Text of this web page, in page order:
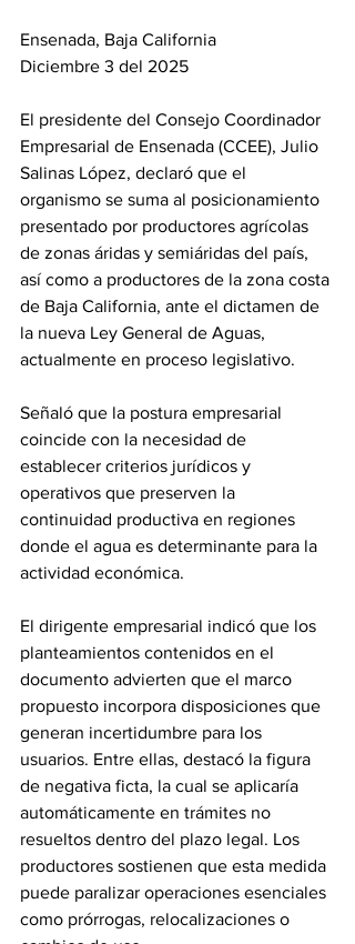
Ensenada, Baja California
Diciembre 3 del 2025
El presidente del Consejo Coordinador
Empresarial de Ensenada (CCEE), Julio
Salinas López, declaró que el
organismo se suma al posicionamiento
presentado por productores agrícolas
de zonas áridas y semiáridas del país,
así como a productores de la zona costa
de Baja California, ante el dictamen de
la nueva Ley General de Aguas,
actualmente en proceso legislativo.
Señaló que la postura empresarial
coincide con la necesidad de
establecer criterios jurídicos y
operativos que preserven la
continuidad productiva en regiones
donde el agua es determinante para la
actividad económica.
El dirigente empresarial indicó que los
planteamientos contenidos en el
documento advierten que el marco
propuesto incorpora disposiciones que
generan incertidumbre para los
usuarios. Entre ellas, destacó la figura
de negativa ficta, la cual se aplicaría
automáticamente en trámites no
resueltos dentro del plazo legal. Los
productores sostienen que esta medida
puede paralizar operaciones esenciales
como prórrogas, relocalizaciones o